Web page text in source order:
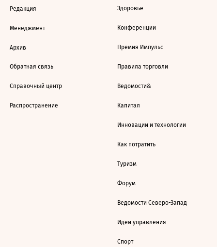
Редакция
Менеджмент
Архив
Обратная связь
Справочный центр
Распространение
Здоровье
Конференции
Премия Импульс
Правила торговли
Ведомости&
Капитал
Инновации и технологии
Как потратить
Туризм
Форум
Ведомости Северо-Запад
Идеи управления
Спорт